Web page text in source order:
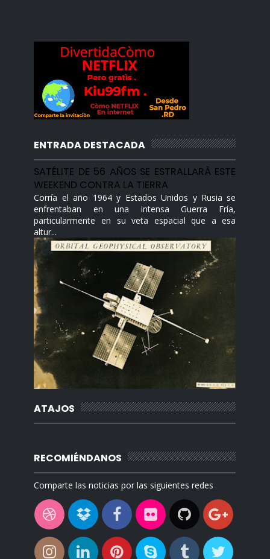
ENTRADA DESTACADA
SATÉLITE DE 56 AÑOS SE ESTRALLARÀ ESTE
WEEKEND CONTRA LA TIERRA
Corría el año 1964 y Estados Unidos y Rusia se
enfrentaban en una intensa Guerra Fría,
particularmente en su veta espacial que a esa
altur...
ATAJOS
RECOMIÉNDANOS
Comparte las noticias por las siguientes redes